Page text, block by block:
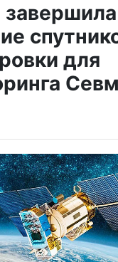
завершила
для